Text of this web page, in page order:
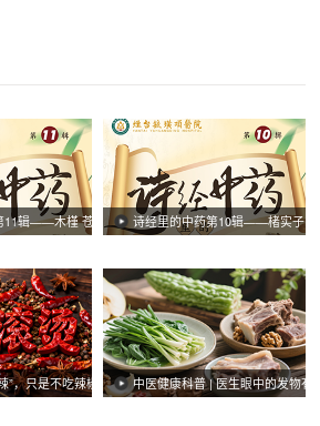
11辑——木槿 苍耳 诗经里的中药第10辑——楮实子
”，只是不吃辣椒吗？这些才是医生眼中的辛辣食物
中医健康科普 | 医生眼中的发物有